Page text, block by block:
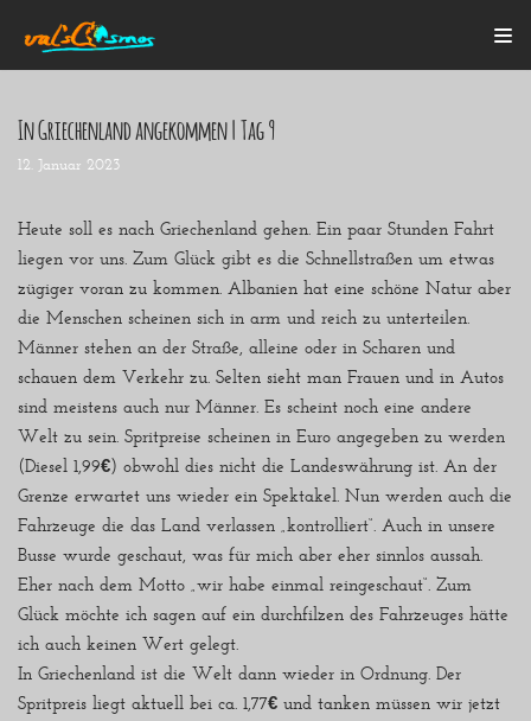
Zum
Inhalt
Startseite
Blogroll
Über mich
Kontakt
In Griechenland angekommen | Tag 9
12. Januar 2023
Heute soll es nach Griechenland gehen. Ein paar Stunden Fahrt
liegen vor uns. Zum Glück gibt es die Schnellstraßen um etwas
zügiger voran zu kommen. Albanien hat eine schöne Natur aber
die Menschen scheinen sich in arm und reich zu unterteilen.
Männer stehen an der Straße, alleine oder in Scharen und
schauen dem Verkehr zu. Selten sieht man Frauen und in Autos
sind meistens auch nur Männer. Es scheint noch eine andere
Welt zu sein. Spritpreise scheinen in Euro angegeben zu werden
(Diesel 1,99€) obwohl dies nicht die Landeswährung ist. An der
Grenze erwartet uns wieder ein Spektakel. Nun werden auch die
Fahrzeuge die das Land verlassen „kontrolliert“. Auch in unsere
Busse wurde geschaut, was für mich aber eher sinnlos aussah.
Eher nach dem Motto „wir habe einmal reingeschaut“. Zum
Glück möchte ich sagen auf ein durchfilzen des Fahrzeuges hätte
ich auch keinen Wert gelegt.
In Griechenland ist die Welt dann wieder in Ordnung. Der
Spritpreis liegt aktuell bei ca. 1,77€ und tanken müssen wir jetzt